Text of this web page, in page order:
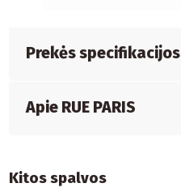
Prekės specifikacijos
Apie RUE PARIS
Kitos spalvos